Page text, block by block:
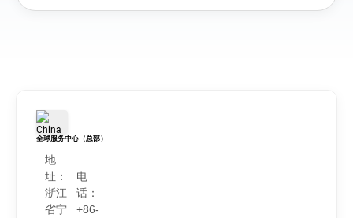
全球服务中心（总部）
地
址：
浙江
省宁
电
话：
+86-